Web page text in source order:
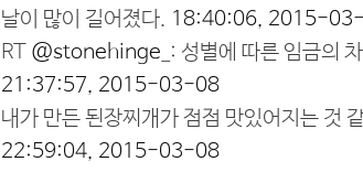
날이 많이 길어졌다. 18:40:06, 2015-
RT @stonehinge_ : 성별에 따른 임금의 차
21:37:57, 2015-03-08
내가 만든 된장찌개가 점점 맛있어지는 것
22:59:04, 2015-03-08